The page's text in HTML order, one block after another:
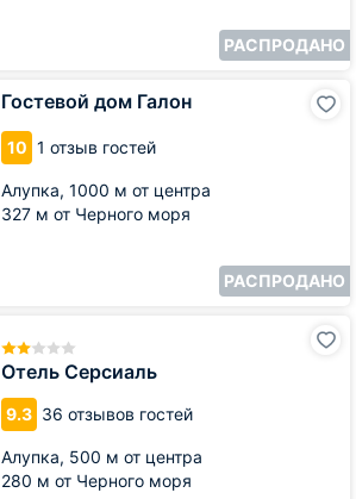
РАСПРОДАНО
Гостевой дом Галон
10 1 отзыв гостей
Алупка, 1000 м от центра
327 м от Черного моря
РАСПРОДАНО
Отель Серсиаль
9.3 36 отзывов гостей
Алупка, 500 м от центра
280 м от Черного моря